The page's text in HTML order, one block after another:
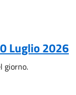
Luglio 2026
giorno.